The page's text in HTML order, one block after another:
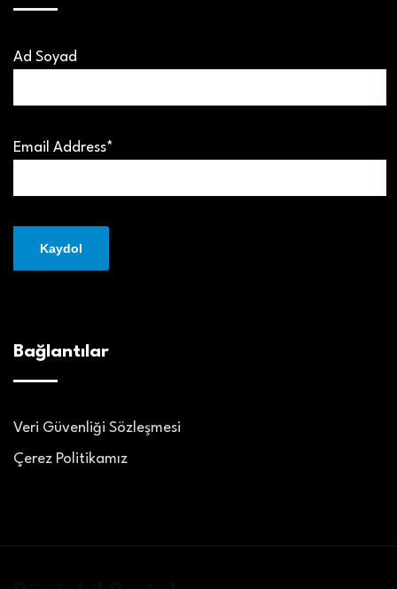
Ad Soyad
Email Address*
Bağlantılar
Veri Güvenliği Sözleşmesi
Çerez Politikamız